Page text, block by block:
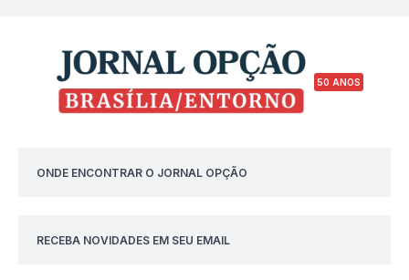
50 ANOS
ONDE ENCONTRAR O JORNAL OPÇÃO
RECEBA NOVIDADES EM SEU EMAIL